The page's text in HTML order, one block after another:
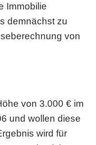
Immobilie
demnächst zu
von
von 3.000 € im
und wollen diese
wird für